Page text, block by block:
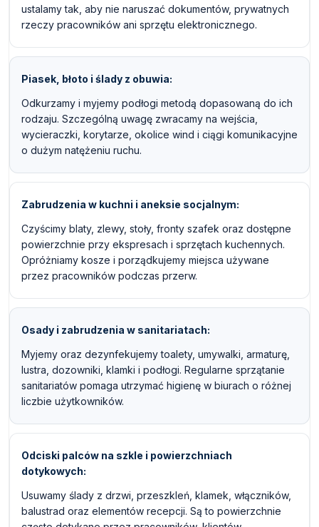
ustalamy tak, aby nie naruszać dokumentów, prywatnych
rzeczy pracowników ani sprzętu elektronicznego.
Piasek, błoto i ślady z obuwia
Odkurzamy i myjemy podłogi metodą dopasowaną do ich
rodzaju. Szczególną uwagę zwracamy na wejścia,
wycieraczki, korytarze, okolice wind i ciągi komunikacyjne
o dużym natężeniu ruchu.
Zabrudzenia w kuchni i aneksie socjalnym
Czyścimy blaty, zlewy, stoły, fronty szafek oraz dostępne
powierzchnie przy ekspresach i sprzętach kuchennych.
Opróżniamy kosze i porządkujemy miejsca używane
przez pracowników podczas przerw.
Osady i zabrudzenia w sanitariatach
Myjemy oraz dezynfekujemy toalety, umywalki, armaturę,
lustra, dozowniki, klamki i podłogi. Regularne sprzątanie
sanitariatów pomaga utrzymać higienę w biurach o różnej
liczbie użytkowników.
Odciski palców na szkle i powierzchniach
dotykowych
Usuwamy ślady z drzwi, przeszkleń, klamek, włączników,
balustrad oraz elementów recepcji. Są to powierzchnie